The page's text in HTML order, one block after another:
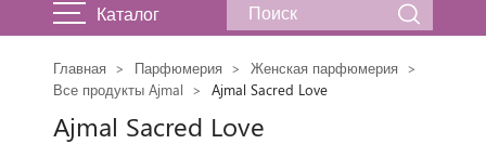
Каталог
Главная Парфюмерия
Женская парфюмерия
Все продукты Ajmal
Ajmal Sacred Love
Ajmal Sacred Love